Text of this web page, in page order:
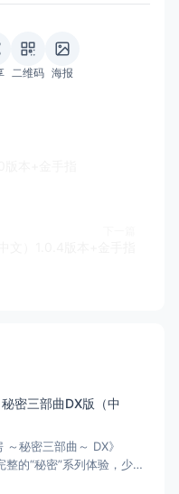
二维码 海报
密三部曲DX版（中
～秘密三部曲～ DX》
的“秘密”系列体验，少
长物语 游戏类型：角色